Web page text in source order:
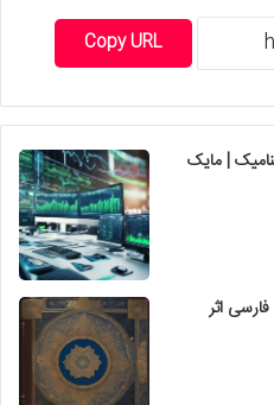
Copy URL
| مایک
اثر